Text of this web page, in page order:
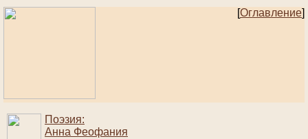
[Оглавление]
Поэзия:
Анна Феофания